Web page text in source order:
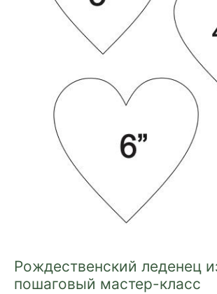
Рождественский леденец
пошаговый мастер-класс